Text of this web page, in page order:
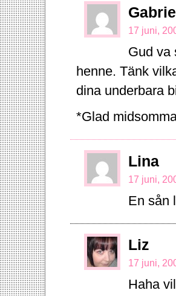
17 juni,
Gud va
henne. Tänk
dina underbara
*Glad
Lina
17 juni,
En sån
Liz
17 juni,
Haha